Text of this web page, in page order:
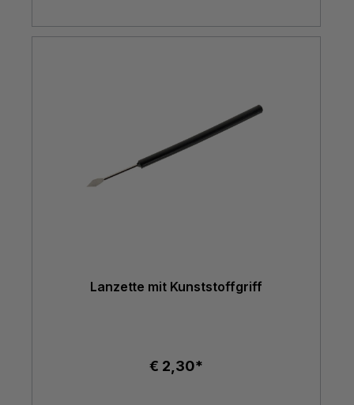
Lanzette mit Kunststoffgriff
€ 2,30*